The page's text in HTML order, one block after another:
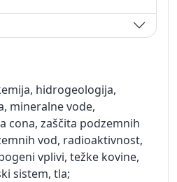
hidrogeologija,
mineralne vode,
cona, zaščita podzemnih
vod, radioaktivnost,
vplivi, težke kovine,
sistem, tla;